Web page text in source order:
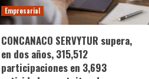
Empresarial
CONCANACO SERVYTUR supera,
en dos años, 315,512
participaciones en 3,693